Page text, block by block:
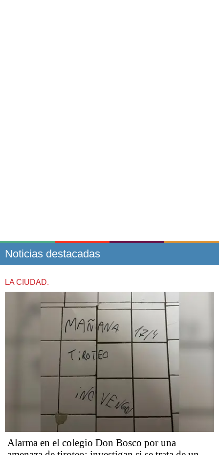
Noticias destacadas
LA CIUDAD.
Alarma en el colegio Don Bosco por una